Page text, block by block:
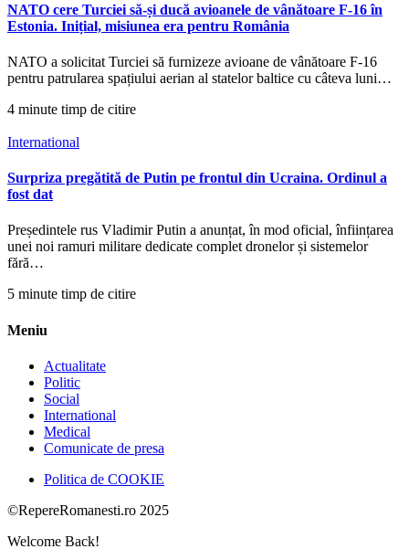
NATO cere Turciei să-și ducă avioanele de vânătoare F-16 în
Estonia. Inițial, misiunea era pentru România
NATO a solicitat Turciei să furnizeze avioane de vânătoare F-16
pentru patrularea spațiului aerian al statelor baltice cu câteva luni…
4 minute timp de citire
International
Surpriza pregătită de Putin pe frontul din Ucraina. Ordinul a
fost dat
Președintele rus Vladimir Putin a anunțat, în mod oficial, înființarea
unei noi ramuri militare dedicate complet dronelor și sistemelor
fără…
5 minute timp de citire
Meniu
Actualitate
Politic
Social
International
Medical
Comunicate de presa
Politica de COOKIE
©RepereRomanesti.ro 2025
Welcome Back!